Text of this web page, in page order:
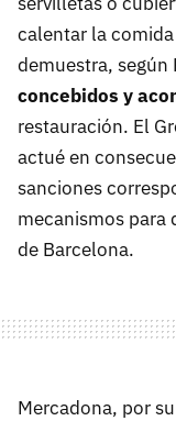
calentar la
demuestra, según
concebidos y
restauración. El
actué en
sanciones
mecanismos para
de Barcelona.
Mercadona, por